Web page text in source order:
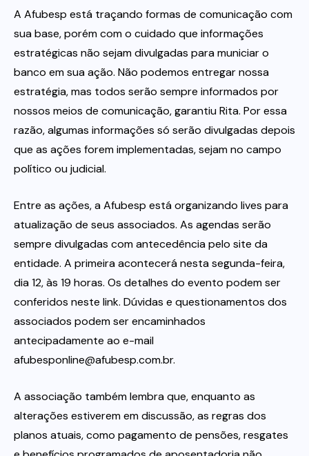
A Afubesp está traçando formas de comunicação com
sua base, porém com o cuidado que informações
estratégicas não sejam divulgadas para municiar o
banco em sua ação. Não podemos entregar nossa
estratégia, mas todos serão sempre informados por
nossos meios de comunicação, garantiu Rita. Por essa
razão, algumas informações só serão divulgadas depois
que as ações forem implementadas, sejam no campo
político ou judicial.
Entre as ações, a Afubesp está organizando lives para
atualização de seus associados. As agendas serão
sempre divulgadas com antecedência pelo site da
entidade. A primeira acontecerá nesta segunda-feira,
dia 12, às 19 horas. Os detalhes do evento podem ser
conferidos neste link. Dúvidas e questionamentos dos
associados podem ser encaminhados
antecipadamente ao e-mail
afubesponline@afubesp.com.br.
A associação também lembra que, enquanto as
alterações estiverem em discussão, as regras dos
planos atuais, como pagamento de pensões, resgates